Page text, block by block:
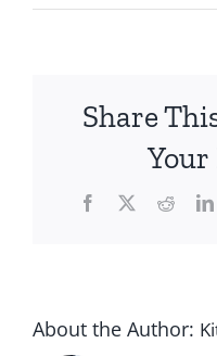
Share
About the Author: